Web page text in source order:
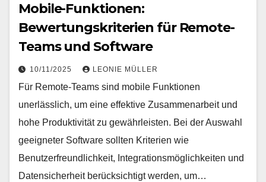
Mobile-Funktionen:
Bewertungskriterien für Remote-
Teams und Software
10/11/2025 LEONIE MÜLLER
Für Remote-Teams sind mobile Funktionen
unerlässlich, um eine effektive Zusammenarbeit und
hohe Produktivität zu gewährleisten. Bei der Auswahl
geeigneter Software sollten Kriterien wie
Benutzerfreundlichkeit, Integrationsmöglichkeiten und
Datensicherheit berücksichtigt werden, um…